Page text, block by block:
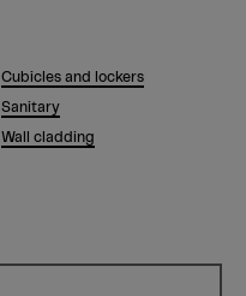
Cubicles and lockers
Sanitary
Wall cladding